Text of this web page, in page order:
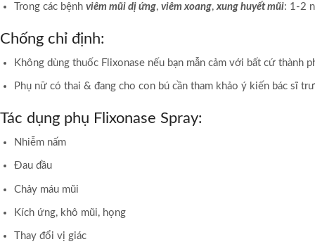
Trong các bệnh viêm mũi dị ứng, viêm xoang,xung huyết mũi: 1-2
Chống chỉ định:
Không dùng thuốc Flixonase nếu bạn mẫn cảm với bất cứ thành
Phụ nữ có thai & đang cho con bú cần tham khảo ý kiến bác sĩ
Tác dụng phụ Flixonase Spray:
Nhiễm nấm
Đau đầu
Chảy máu mũi
Kích ứng, khô mũi, họng
Thay đổi vị giác